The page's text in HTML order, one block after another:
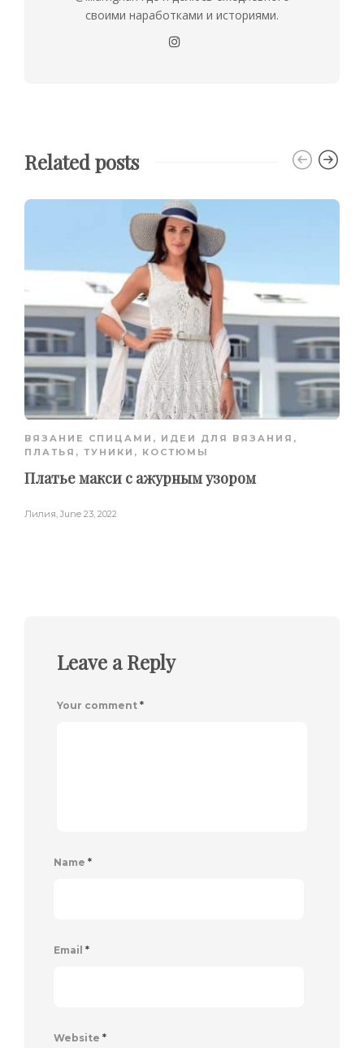
своими наработками и историями.
Related posts
ВЯЗАНИЕ СПИЦАМИ , ИДЕИ ДЛЯ ВЯЗАНИЯ ,
ПЛАТЬЯ, ТУНИКИ, КОСТЮМЫ
Платье макси с ажурным узором
Лилия, June 23, 2022
Leave a Reply
Your comment *
Name *
Email *
Website *